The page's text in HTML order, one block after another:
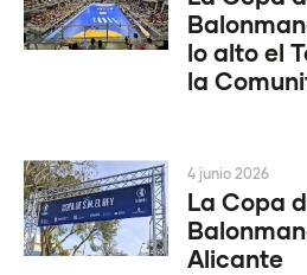
lo alto el
la
La Copa
Alicante
4 junio 2026